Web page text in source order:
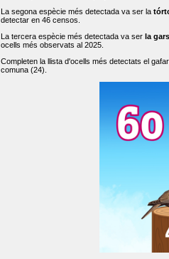
La segona espècie més detectada va ser la
detectar en 46 censos.
La tercera espècie més detectada va ser la
ocells més observats al 2025.
Completen la llista d'ocells més detectats el
comuna (24).